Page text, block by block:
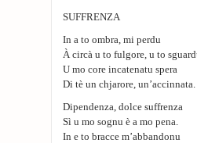
SUFFRENZA
In a to ombra, mi perdu
À circà u to fulgore, u to
U mo core incatenatu spera
Di tè un chjarore, un’accinnata.
Dipendenza, dolce suffrenza
Sì u mo sognu è a mo pena.
In e to bracce m’abbandonu